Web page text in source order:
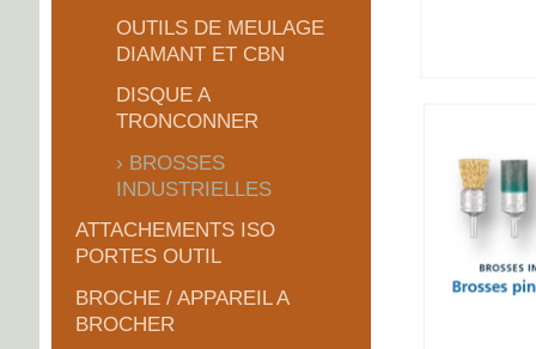
OUTILS DE MEULAGE
DIAMANT ET CBN
DISQUE A
TRONCONNER
BROSSES
INDUSTRIELLES
ATTACHEMENTS ISO
PORTES OUTIL
BROCHE / APPAREIL A
BROCHER